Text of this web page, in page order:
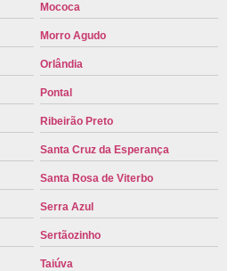
Mococa
Morro Agudo
Orlândia
Pontal
Ribeirão Preto
Santa Cruz da Esperança
Santa Rosa de Viterbo
Serra Azul
Sertãozinho
Taiúva